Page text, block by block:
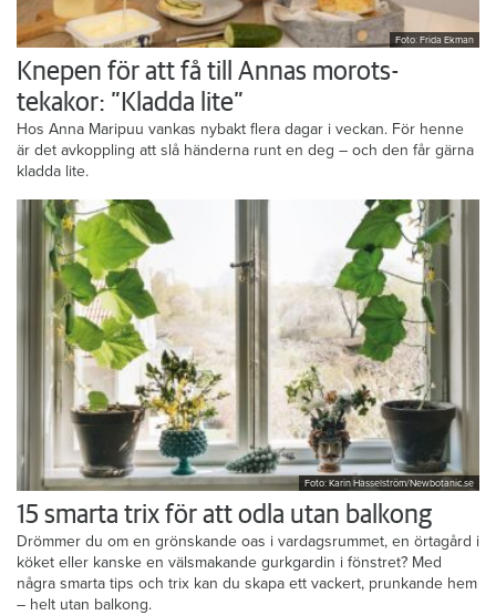
Foto: Frida Ekman
Knepen för att få till Annas morots-
tekakor: ”Kladda lite”
Hos Anna Maripuu vankas nybakt flera dagar i veckan. För henne
är det avkoppling att slå händerna runt en deg – och den får gärna
kladda lite.
Foto: Karin Hasselström/Newbotanic.se
15 smarta trix för att odla utan balkong
Drömmer du om en grönskande oas i vardagsrummet, en örtagård i
köket eller kanske en välsmakande gurkgardin i fönstret? Med
några smarta tips och trix kan du skapa ett vackert, prunkande hem
– helt utan balkong.